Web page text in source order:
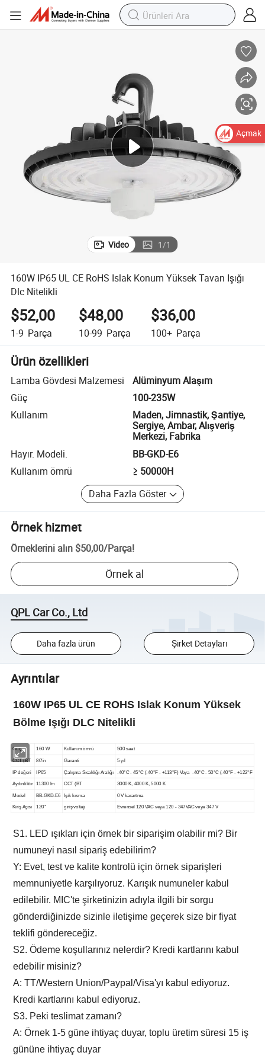
Video 1/1
160W IP65 UL CE RoHS Islak Konum Yüksek Tavan Işığı
Dlc Nitelikli
$52,00
1-9 Parça
$48,00
10-99 Parça
$36,00
100+ Parça
Ürün özellikleri
Lamba Gövdesi Malzemesi
Alüminyum Alaşım
Güç
100-235W
Kullanım
Maden, Jimnastik, Şantiye,
Sergiye, Ambar, Alışveriş
Merkezi, Fabrika
Hayır. Modeli.
BB-GKD-E6
Kullanım ömrü
≥ 50000H
Daha Fazla Göster
Örnek hizmet
Örneklerini alın $50,00/Parça!
Örnek al
QPL Car Co., Ltd
Daha fazla ürün Şirket Detayları
Ayrıntılar
160W IP65 UL CE ROHS Islak Konum Yüksek
Bölme Işığı DLC Nitelikli
Güç 160 W Kullanım ömrü 500 saat
CCT (BT 80'in Garanti 5 yıl
IP değeri IP65 Çalışma Sıcaklığı Aralığı -40°C - 45°C (-40°F - +113°F) Veya -40°C - 50°C (-40°F - +122°F
Aydınlıktır 11300 lm CCT (BT 3000 K, 4000 K, 5000 K
Model BB-GKD-E6 Işık kısma 0 V karartma
Kiriş Açısı 120° giriş voltajı Evrensel 120 VAC veya 120 - 347VAC veya 347 V
S1. LED ışıkları için örnek bir siparişim olabilir mi? Bir
numuneyi nasıl sipariş edebilirim?
Y: Evet, test ve kalite kontrolü için örnek siparişleri
memnuniyetle karşılıyoruz. Karışık numuneler kabul
edilebilir. MIC'te şirketinizin adıyla ilgili bir sorgu
gönderdiğinizde sizinle iletişime geçerek size bir fiyat
teklifi göndereceğiz.
S2. Ödeme koşullarınız nelerdir? Kredi kartlarını kabul
edebilir misiniz?
A: TT/Western Union/Paypal/Visa'yı kabul ediyoruz.
Kredi kartlarını kabul ediyoruz.
S3. Peki teslimat zamanı?
A: Örnek 1-5 güne ihtiyaç duyar, toplu üretim süresi 15 iş
gününe ihtiyaç duyar
Açmak